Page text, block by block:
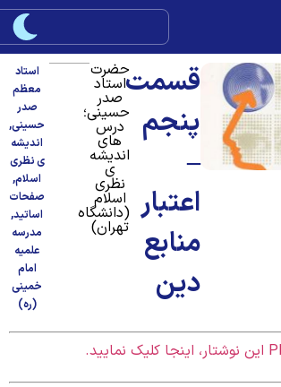
قسمت
پنجم
–
اعتبار
منابع
دین
حضرت
استاد
صدر
حسینی؛
درس
های
اندیشه
نظری
اسلام
(دانشگاه
تهران)
استاد
معظم
صدر
حسینی,
اندیشه
ی نظری
اسلام,
صفحات
اساتید,
مدرسه
علمیه
امام
خمینی
(ره)